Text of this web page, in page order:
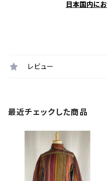
日本国内に
レビュー
最近チェックした商品